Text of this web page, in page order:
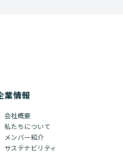
業情報
会社概要
私たちについて
メンバー紹介
サステナビリティ